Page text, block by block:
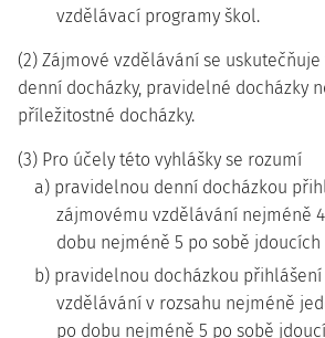
vzdělávací programy škol.
(2) Zájmové vzdělávání se
denní docházky, pravidelné docházky
příležitostné docházky.
(3) Pro účely této vyhlášky se rozumí
a) pravidelnou denní docházkou
zájmovému vzdělávání nejméně
dobu nejméně 5 po sobě jdoucích
b) pravidelnou docházkou
vzdělávání v rozsahu nejméně
po dobu nejméně 5 po sobě